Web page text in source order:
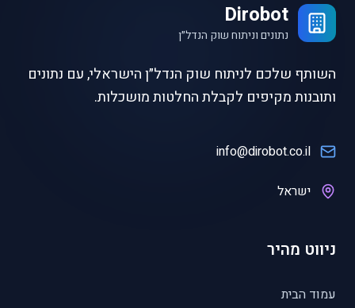
Dirobot
נתונים וניתוח שוק הנדל״ן
השותף שלכם לניתוח שוק הנדל״ן הישראלי, עם נתונים
ותובנות מקיפים לקבלת החלטות מושכלות.
info@dirobot.co.il
ישראל
ניווט מהיר
עמוד הבית